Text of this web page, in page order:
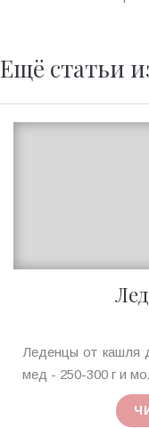
Ещё статьи
Ирина
MagicTantra
Леденцы от кашля
мед - 250-300 г и